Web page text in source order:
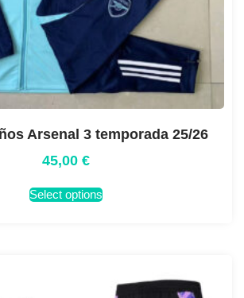
Arsenal 3 temporada 25/26
45,00 €
Select options